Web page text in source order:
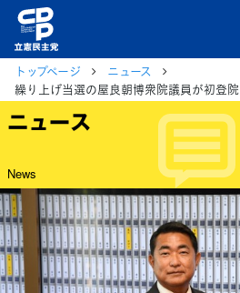
トップページ
ニュース
繰り上げ当選の屋良朝博衆院議員が初登院
ニュース
News